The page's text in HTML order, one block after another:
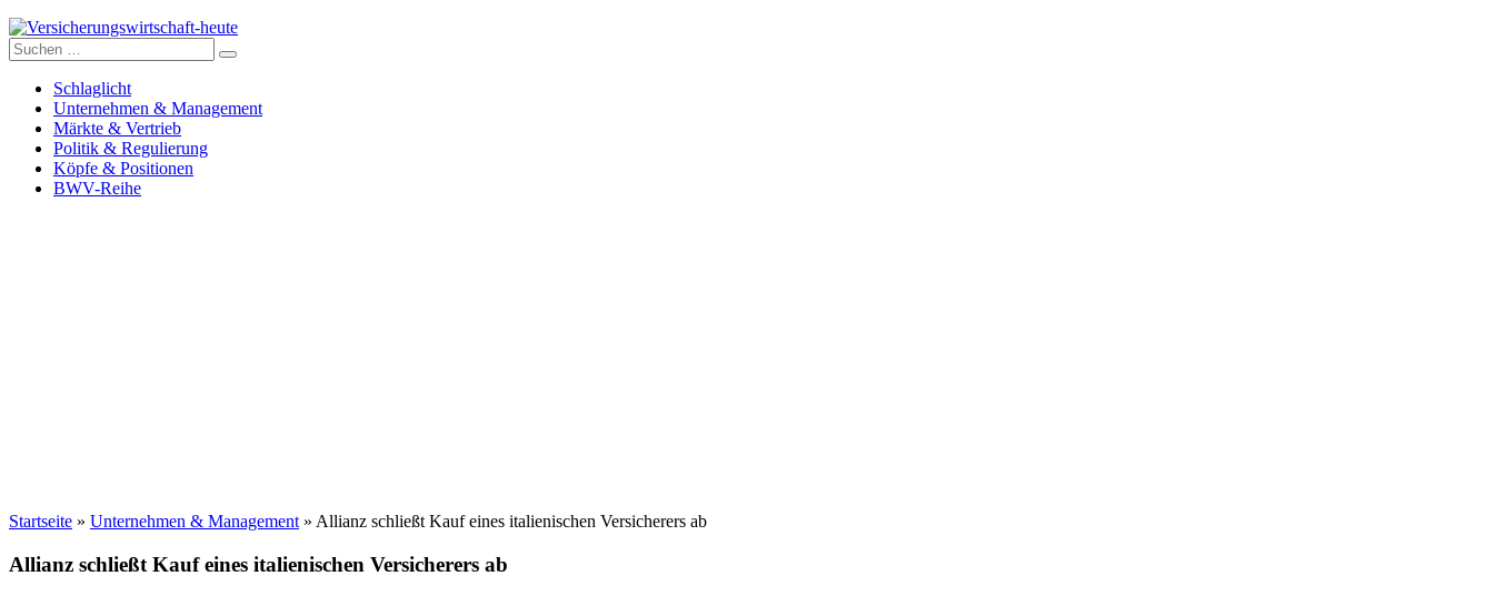
Versicherungswirtschaft-heute
Suche
nach:
Schlaglicht
Unternehmen & Management
Märkte & Vertrieb
Politik & Regulierung
Köpfe & Positionen
BWV-Reihe
Startseite » Unternehmen & Management » Allianz schließt Kauf eines italienischen Versicherers ab
Allianz schließt Kauf eines italienischen Versicherers ab